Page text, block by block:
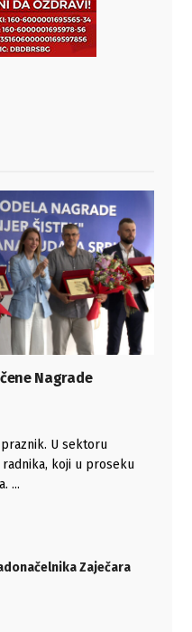
Nagrade
U sektoru
koji u proseku
...
Zaječara